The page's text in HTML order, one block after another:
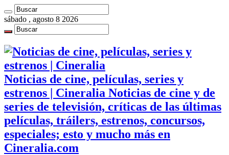
sábado , agosto 8 2026
Noticias de cine, películas, series y
estrenos | Cineralia Noticias de cine y de
series de televisión, críticas de las últimas
películas, tráilers, estrenos, concursos,
especiales; esto y mucho más en
Cineralia.com